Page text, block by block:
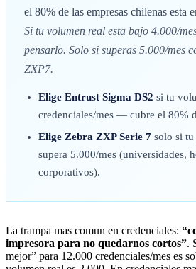
el 80% de las empresas chilenas esta
Si tu volumen real esta bajo 4.000/
pensarlo. Solo si superas 5.000/mes
ZXP7.
Elige Entrust Sigma DS2 si tu
credenciales/mes — cubre el 80%
Elige Zebra ZXP Serie 7 solo si tu
supera 5.000/mes (universidades,
corporativos).
La trampa mas comun en credenciales:
impresora para no quedarnos cortos”.
mejor” para 12.000 credenciales/mes es